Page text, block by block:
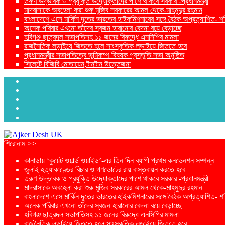
মাদরাসাকে অবহেলা করা শুরু মুজিব সরকারের আমল থেকে-মাহমুদুর রহমান
বাংলাদেশে এসে মার্কিন দূতের ভারতের হাইকমিশনারের সঙ্গে বৈঠক অপ্রত্যাশিত-
অনেক পরিবার এখনো তাঁদের স্বজন হারানোর বেদনা বয়ে বেড়াচ্ছে
হবিগঞ্জ ছাত্রদল সভাপতিসহ ১১ জনের বিরুদ্ধে এনসিপির মামলা
রাজনৈতিক লড়াইয়ে জিততে হলে সাংস্কৃতিক লড়াইয়ে জিততে হবে
প্রধানমন্ত্রীর সভাপতিত্বে ভূমিকম্প বিষয়ক প্রস্তুতি সভা অনুষ্ঠিত
সিলেটে বিজিবি মোতায়েন,টানটান উত্তেজনা
শিরোনাম >>
কানাডায় ‘কুয়েট ওয়ার্ল্ড ওয়াইড’-এর তিন দিন ব্যাপী প্রথম কনভেনশন সম্পন্ন
জুলাই হত্যাকাণ্ডের বিচার ও গণভোটের রায় বাস্তবায়ন করতে হবে
তরুণ উদ্ভাবক ও প্রযুক্তি উদ্যোক্তাদের পাশে থাকবে সরকার -প্রধানমন্ত্রী
মাদরাসাকে অবহেলা করা শুরু মুজিব সরকারের আমল থেকে-মাহমুদুর রহমান
বাংলাদেশে এসে মার্কিন দূতের ভারতের হাইকমিশনারের সঙ্গে বৈঠক অপ্রত্যাশিত-
অনেক পরিবার এখনো তাঁদের স্বজন হারানোর বেদনা বয়ে বেড়াচ্ছে
হবিগঞ্জ ছাত্রদল সভাপতিসহ ১১ জনের বিরুদ্ধে এনসিপির মামলা